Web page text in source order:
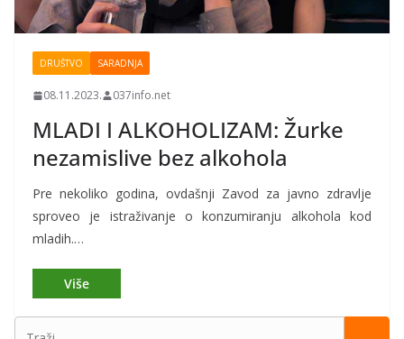
DRUŠTVO SARADNJA
08.11.2023. 037info.net
MLADI I ALKOHOLIZAM: Žurke
nezamislive bez alkohola
Pre nekoliko godina, ovdašnji Zavod za javno zdravlje
sproveo je istraživanje o konzumiranju alkohola kod
mladih.…